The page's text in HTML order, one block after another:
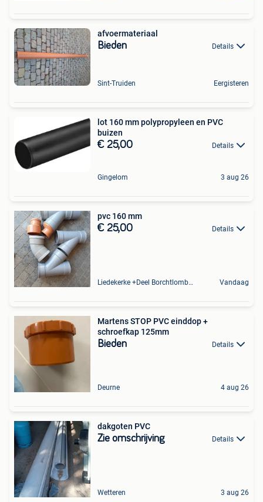
afvoermateriaal
Bieden Details
Sint-Truiden Eergisteren
lot 160 mm polypropyleen en PVC
buizen
€ 25,00 Details
Gingelom 3 aug 26
pvc 160 mm
€ 25,00 Details
Liedekerke +Deel Borchtlombeek Vandaag
Martens STOP PVC einddop +
schroefkap 125mm
Bieden Details
Deurne 4 aug 26
dakgoten PVC
Zie omschrijving Details
Wetteren 3 aug 26